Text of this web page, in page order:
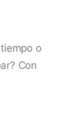
o
Con